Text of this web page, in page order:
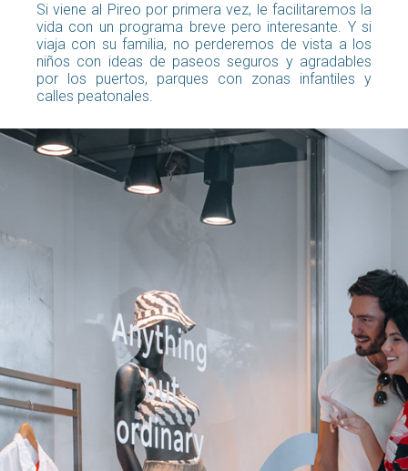
Si viene al Pireo por primera vez, le facilitaremos la
vida con un programa breve pero interesante. Y si
viaja con su familia, no perderemos de vista a los
niños con ideas de paseos seguros y agradables
por los puertos, parques con zonas infantiles y
calles peatonales.